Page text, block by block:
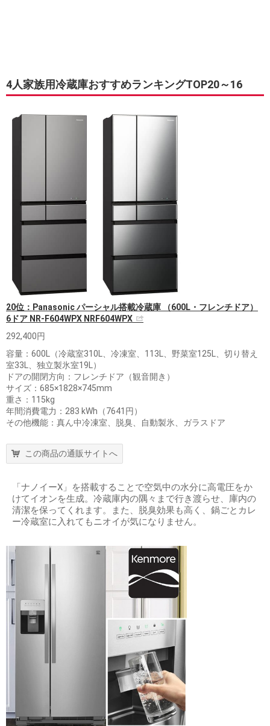
4人家族用冷蔵庫おすすめランキングTOP20～16
20位：Panasonic パーシャル搭載冷蔵庫 （600L・フレンチドア）
6ドア NR-F604WPX NRF604WPX
292,400円
容量：600L（冷蔵室310L、冷凍室、113L、野菜室125L、切り替え
室33L、独立製氷室19L）
ドアの開閉方向：フレンチドア（観音開き）
サイズ：685×1828×745mm
重さ：115kg
年間消費電力：283 kWh（7641円）
その他機能：真ん中冷凍室、脱臭、自動製氷、ガラスドア
この商品の通販サイトへ
「ナノイーX」を搭載することで空気中の水分に高電圧をか
けてイオンを生成。冷蔵庫内の隅々まで行き渡らせ、庫内の
清潔を保ってくれます。また、脱臭効果も高く、鍋ごとカレ
ー冷蔵室に入れてもニオイが気になりません。